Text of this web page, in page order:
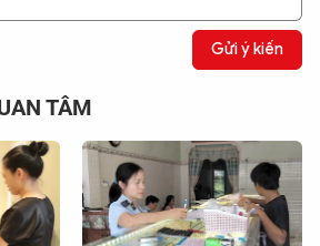
Gửi ý kiến
TÂM